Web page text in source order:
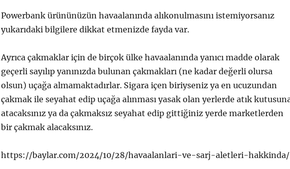
Powerbank ürününüzün havaalanında alıkonulmasını istemiyorsanız
yukarıdaki bilgilere dikkat etmenizde fayda var.
Ayrıca çakmaklar için de birçok ülke havaalanında yanıcı madde olarak
geçerli sayılıp yanınızda bulunan çakmakları (ne kadar değerli olursa
olsun) uçağa almamaktadırlar. Sigara içen biriyseniz ya en ucuzundan
çakmak ile seyahat edip uçağa alınması yasak olan yerlerde atık
atacaksınız ya da çakmaksız seyahat edip gittiğiniz yerde marketlerden
bir çakmak alacaksınız.
https://baylar.com/2024/10/28/havaalanlari-ve-sarj-aletleri-hakkinda/